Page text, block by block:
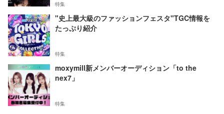
特集
"史上最大級のファッションフェスタ"TGC情報を
たっぷり紹介
特集
moxymill新メンバーオーディション「to the
nex7」
特集